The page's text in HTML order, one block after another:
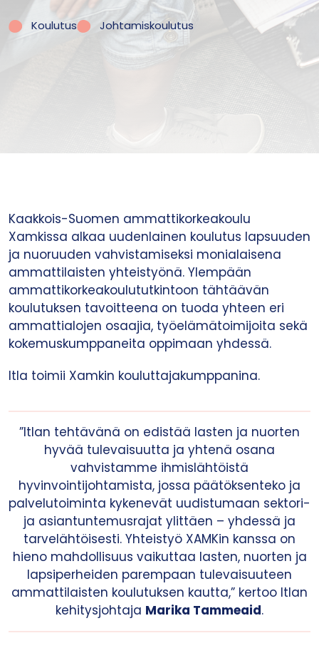
Koulutus Johtamiskoulutus
Kaakkois-Suomen ammattikorkeakoulu
Xamkissa alkaa uudenlainen koulutus lapsuuden
ja nuoruuden vahvistamiseksi monialaisena
ammattilaisten yhteistyönä. Ylempään
ammattikorkeakoulututkintoon tähtäävän
koulutuksen tavoitteena on tuoda yhteen eri
ammattialojen osaajia, työelämätoimijoita sekä
kokemuskumppaneita oppimaan yhdessä.
Itla toimii Xamkin kouluttajakumppanina.
”Itlan tehtävänä on edistää lasten ja nuorten
hyvää tulevaisuutta ja yhtenä osana
vahvistamme ihmislähtöistä
hyvinvointijohtamista, jossa päätöksenteko ja
palvelutoiminta kykenevät uudistumaan sektori-
ja asiantuntemusrajat ylittäen – yhdessä ja
tarvelähtöisesti. Yhteistyö XAMKin kanssa on
hieno mahdollisuus vaikuttaa lasten, nuorten ja
lapsiperheiden parempaan tulevaisuuteen
ammattilaisten koulutuksen kautta,” kertoo Itlan
kehitysjohtaja Marika Tammeaid.